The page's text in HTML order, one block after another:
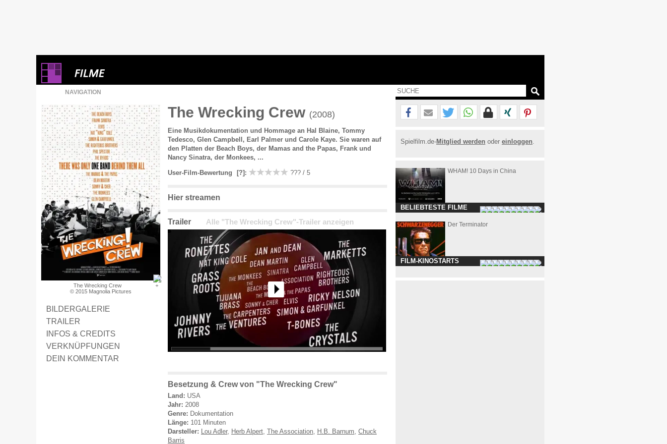
NAVIGATION
The Wrecking Crew
© 2015 Magnolia Pictures
BILDERGALERIE
TRAILER
INFOS & CREDITS
VERKNÜPFUNGEN
DEIN KOMMENTAR
The Wrecking Crew (2008)
Eine Musikdokumentation und Hommage an Hal Blaine, Tommy
Tedesco, Glen Campbell, Earl Palmer und Carole Kaye. Sie waren auf
den Platten der Beach Boys, der Mamas and the Papas, Frank und
Nancy Sinatra, der Monkees, ...
User-Film-Bewertung [?] : ??? / 5
Hier streamen
Trailer Alle "The Wrecking Crew"-Trailer anzeigen
Besetzung & Crew von "The Wrecking Crew"
Land: USA
Jahr: 2008
Genre: Dokumentation
Länge: 101 Minuten
Darsteller: Lou Adler, Herb Alpert, The Association, H.B. Barnum, Chuck
Barris
Spielfilm.de-Mitglied werden oder einloggen.
WHAM! 10 Days in China
BELIEBTESTE FILME
Der Terminator
FILM-KINOSTARTS